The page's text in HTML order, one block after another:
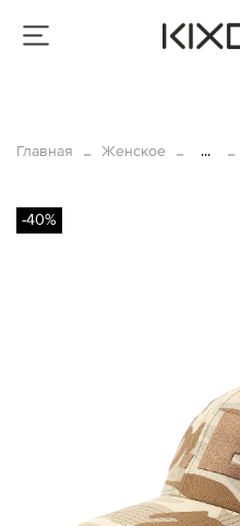
Главная Женское ...
-40%